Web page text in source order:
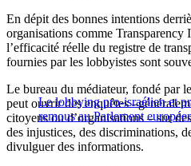
En dépit des bonnes intentions
organisations comme Transparency
l’efficacité réelle du registre de
fournies par les lobbyistes sont
Le lobbying pro-israélien et
remous au Parlement
Le bureau du médiateur, fondé par
peut ouvrir des enquêtes
citoyens ou d’organisations – sur
des injustices, des discriminations,
divulguer des informations.